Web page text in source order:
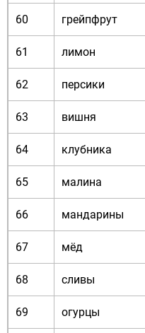
60 грейпфрут
61 лимон
62 персики
63 вишня
64 клубника
65 малина
66 мандарины
67 мёд
68 сливы
69 огурцы